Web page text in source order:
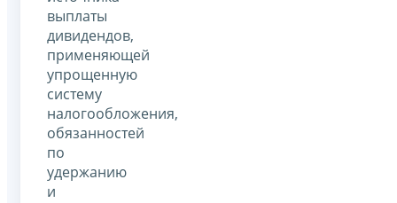
выплаты
дивидендов,
применяющей
упрощенную
систему
налогообложения,
обязанностей
по
удержанию
и